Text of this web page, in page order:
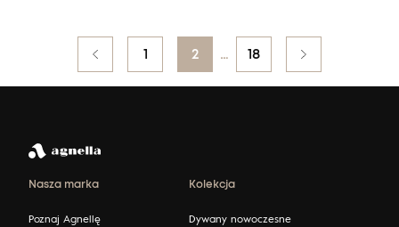
Posts
pagination
Poprzedni 1 2 … 18
Nasza marka
Poznaj Agnellę
Kolekcja
Dywany nowoczesne